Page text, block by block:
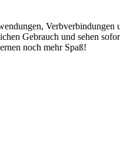
Verbverbindungen
Gebrauch und sehen
noch mehr Spaß!